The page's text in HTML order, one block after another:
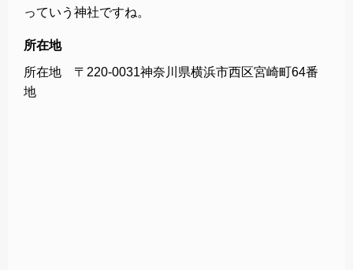
っていう神社ですね。
所在地
所在地 〒220-0031神奈川県横浜市西区宮崎町64番
地